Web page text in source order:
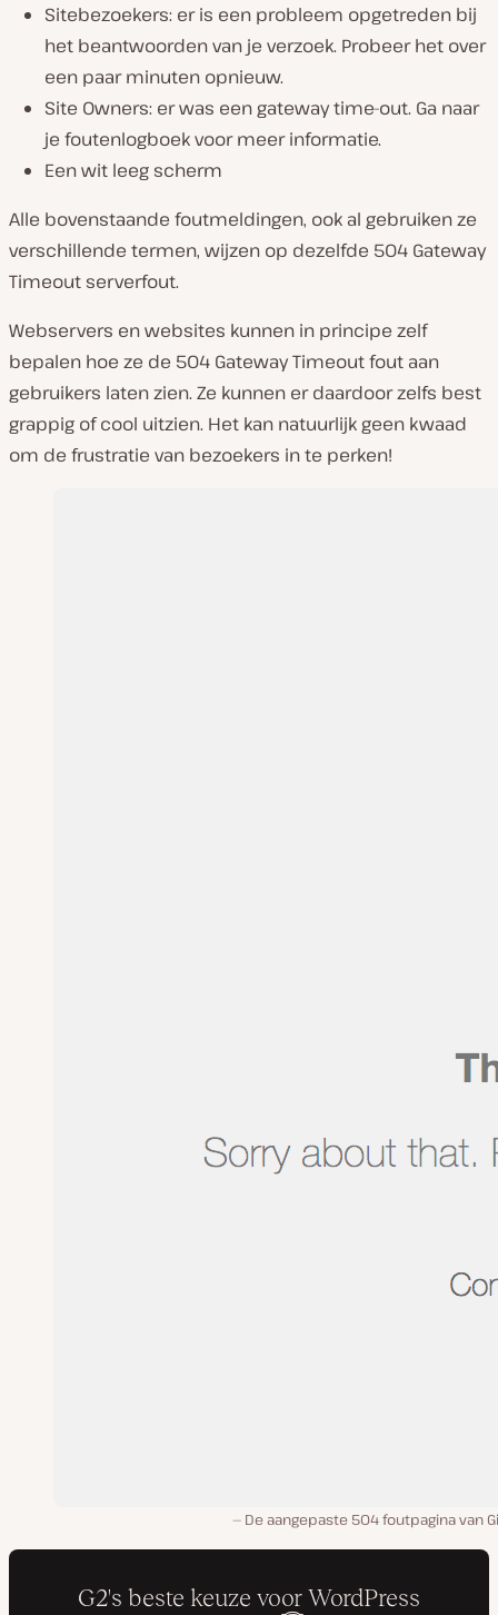
Sitebezoekers: er is een probleem opgetreden bij
het beantwoorden van je verzoek. Probeer het over
een paar minuten opnieuw.
Site Owners: er was een gateway time-out. Ga naar
je foutenlogboek voor meer informatie.
Een wit leeg scherm
Alle bovenstaande foutmeldingen, ook al gebruiken ze
verschillende termen, wijzen op dezelfde 504 Gateway
Timeout serverfout.
Webservers en websites kunnen in principe zelf
bepalen hoe ze de 504 Gateway Timeout fout aan
gebruikers laten zien. Ze kunnen er daardoor zelfs best
grappig of cool uitzien. Het kan natuurlijk geen kwaad
om de frustratie van bezoekers in te perken!
De aangepaste 504 foutpagina van